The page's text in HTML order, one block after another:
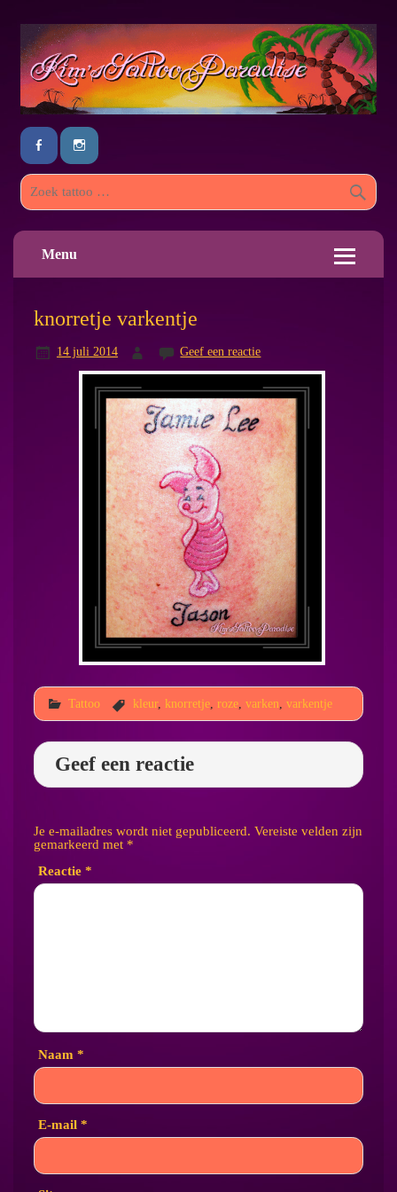
Menu
knorretje varkentje
14 juli 2014 Geef een reactie
Tattoo kleur, knorretje, roze, varken varkentje
Geef een reactie
Je e-mailadres wordt niet gepubliceerd. Vereiste velden zijn
gemarkeerd met *
Reactie *
Naam *
E-mail *